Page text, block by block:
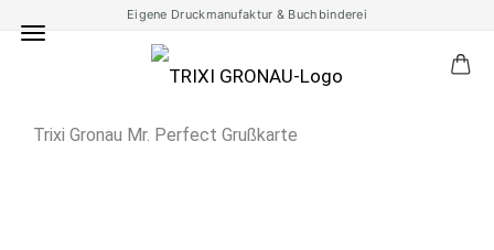
Eigene Druckmanufaktur & Buchbinderei
Trixi Gronau Mr. Perfect Grußkarte